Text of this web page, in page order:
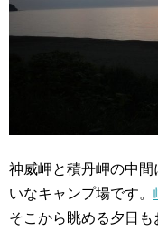
神威岬と積丹岬の中
いなキャンプ場です。
そこから眺める夕日